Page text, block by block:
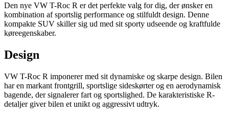
Den nye VW T-Roc R er det perfekte valg for dig, der ønsker en
kombination af sportslig performance og stilfuldt design. Denne
kompakte SUV skiller sig ud med sit sporty udseende og kraftfulde
køreegenskaber.
Design
VW T-Roc R imponerer med sit dynamiske og skarpe design. Bilen
har en markant frontgrill, sportslige sideskørter og en aerodynamisk
bagende, der signalerer fart og sportslighed. De karakteristiske R-
detaljer giver bilen et unikt og aggressivt udtryk.